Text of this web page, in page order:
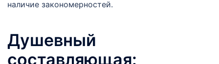
наличие закономерностей.
Душевный
составляющая: